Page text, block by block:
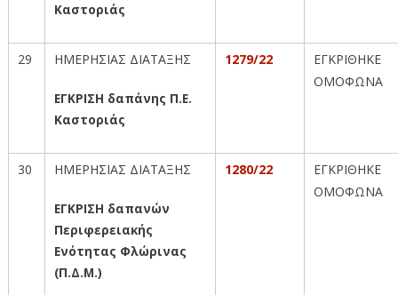
Καστοριάς
29 ΗΜΕΡΗΣΙΑΣ ΔΙΑΤΑΞΗΣ
ΕΓΚΡΙΣΗ δαπάνης Π.Ε.
Καστοριάς
1279/22
ΕΓΚΡΙΘΗΚΕ
ΟΜΟΦΩΝΑ
30 ΗΜΕΡΗΣΙΑΣ ΔΙΑΤΑΞΗΣ
ΕΓΚΡΙΣΗ δαπανών
Περιφερειακής
Ενότητας Φλώρινας
(Π.Δ.Μ.)
1280/22
ΕΓΚΡΙΘΗΚΕ
ΟΜΟΦΩΝΑ